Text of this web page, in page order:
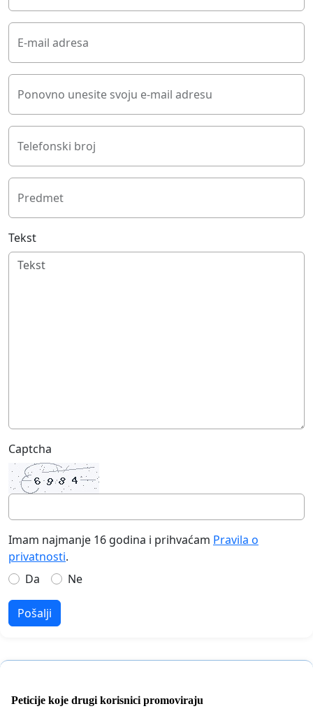
E-mail adresa
Ponovno unesite svoju e-mail adresu
Telefonski broj
Predmet
Tekst
Captcha
Imam najmanje 16 godina i prihvaćam Pravila o
privatnosti.
Da
Ne
Pošalji
Peticije koje drugi korisnici promoviraju